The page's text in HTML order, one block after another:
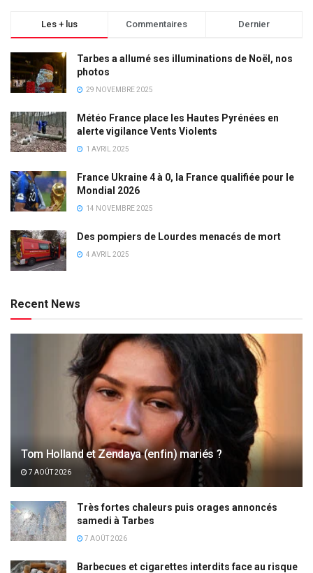
Les + lus Commentaires Dernier
Tarbes a allumé ses illuminations de Noël, nos
photos
29 NOVEMBRE 2025
Météo France place les Hautes Pyrénées en
alerte vigilance Vents Violents
1 AVRIL 2025
France Ukraine 4 à 0, la France qualifiée pour le
Mondial 2026
14 NOVEMBRE 2025
Des pompiers de Lourdes menacés de mort
4 AVRIL 2025
Recent News
Tom Holland et Zendaya (enfin) mariés ?
7 AOÛT 2026
Très fortes chaleurs puis orages annoncés
samedi à Tarbes
7 AOÛT 2026
Barbecues et cigarettes interdits face au risque